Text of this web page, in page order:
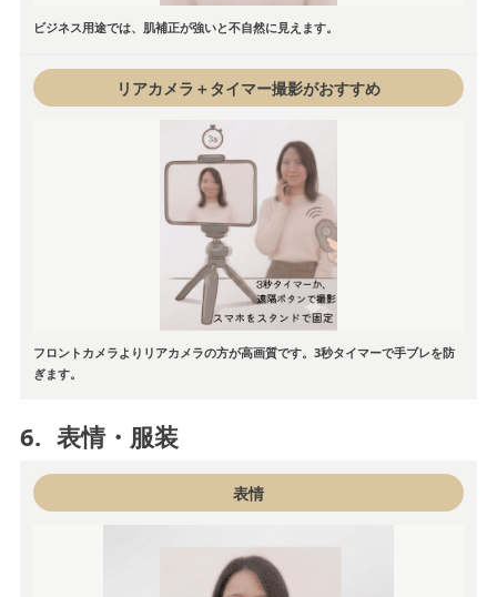
ビジネス用途では、肌補正が強いと不自然に見えます。
リアカメラ＋タイマー撮影がおすすめ
フロントカメラよりリアカメラの方が高画質です。3秒タイマーで手ブレを防
ぎます。
6. 表情・服装
表情